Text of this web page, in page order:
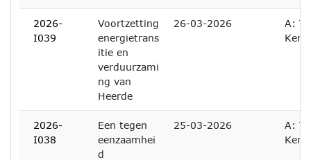
2026-
I039
Voortzetting
energietrans
itie en
verduurzami
ng van
Heerde
26-03-2026
A:
2026-
I038
Een tegen
eenzaamhei
d
25-03-2026
A: